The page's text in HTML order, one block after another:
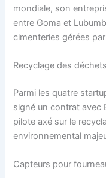
mondiale, son
entre Goma et
cimenteries gérées
Recyclage des
Parmi les quatre
signé un contrat avec
pilote axé sur le
environnemental
Capteurs pour